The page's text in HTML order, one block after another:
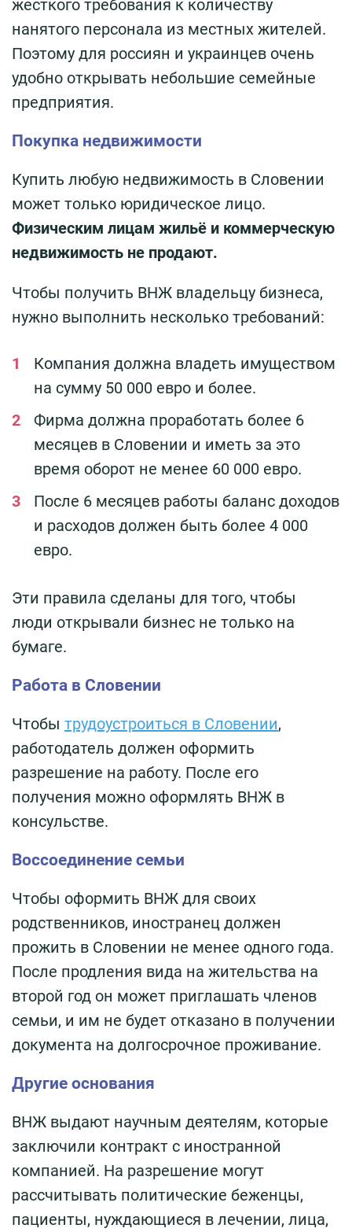
жёсткого требования к количеству
нанятого персонала из местных жителей.
Поэтому для россиян и украинцев очень
удобно открывать небольшие семейные
предприятия.
Покупка недвижимости
Купить любую недвижимость в Словении
может только юридическое лицо.
Физическим лицам жильё и коммерческую
недвижимость не продают.
Чтобы получить ВНЖ владельцу бизнеса,
нужно выполнить несколько требований:
Компания должна владеть имуществом
на сумму 50 000 евро и более.
Фирма должна проработать более 6
месяцев в Словении и иметь за это
время оборот не менее 60 000 евро.
После 6 месяцев работы баланс доходов
и расходов должен быть более 4 000
евро.
Эти правила сделаны для того, чтобы
люди открывали бизнес не только на
бумаге.
Работа в Словении
Чтобы трудоустроиться в Словении,
работодатель должен оформить
разрешение на работу. После его
получения можно оформлять ВНЖ в
консульстве.
Воссоединение семьи
Чтобы оформить ВНЖ для своих
родственников, иностранец должен
прожить в Словении не менее одного года.
После продления вида на жительства на
второй год он может приглашать членов
семьи, и им не будет отказано в получении
документа на долгосрочное проживание.
Другие основания
ВНЖ выдают научным деятелям, которые
заключили контракт с иностранной
компанией. На разрешение могут
рассчитывать политические беженцы,
пациенты, нуждающиеся в лечении, лица,